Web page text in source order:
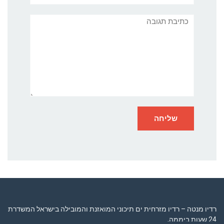
תגובה
רדיו מנטה – רדיו מזרחית ים תיכוני המואזנת והמובילה בישראל המשדרת
24 שעות ביממה,